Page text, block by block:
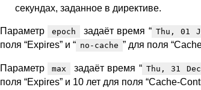
секундах, заданное в директиве.
Параметр epoch задаёт время “ Thu, 01
поля “Expires” и “ no-cache ” для поля
Параметр max задаёт время “ Thu, 31
поля “Expires” и 10 лет для поля “Cache-